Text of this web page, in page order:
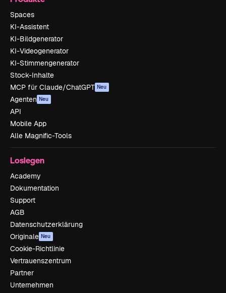
Spaces
KI-Assistent
KI-Bildgenerator
KI-Videogenerator
KI-Stimmengenerator
Stock-Inhalte
MCP für Claude/ChatGPT Neu
Agenten Neu
API
Mobile App
Alle Magnific-Tools
Loslegen
Academy
Dokumentation
Support
AGB
Datenschutzerklärung
Originale Neu
Cookie-Richtlinie
Vertrauenszentrum
Partner
Unternehmen